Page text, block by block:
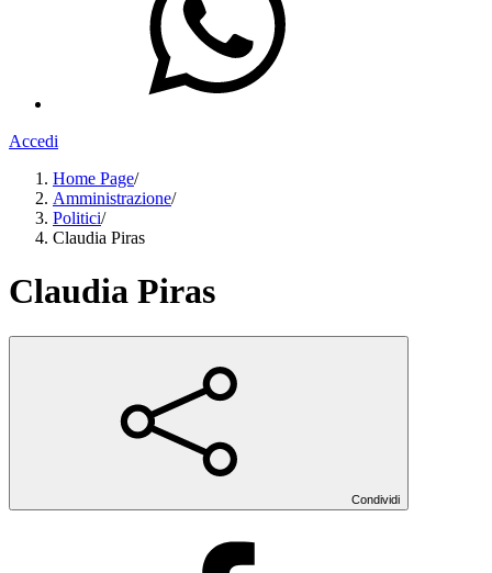
Accedi
Home Page/
Amministrazione/
Politici/
Claudia Piras
Claudia Piras
Condividi